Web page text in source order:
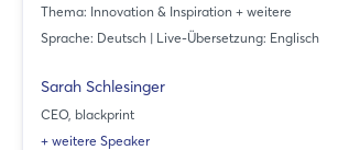
Thema: Innovation & Inspiration + weitere
Sprache: Deutsch | Live-Übersetzung: Englisch
Sarah Schlesinger
CEO, blackprint
+ weitere Speaker